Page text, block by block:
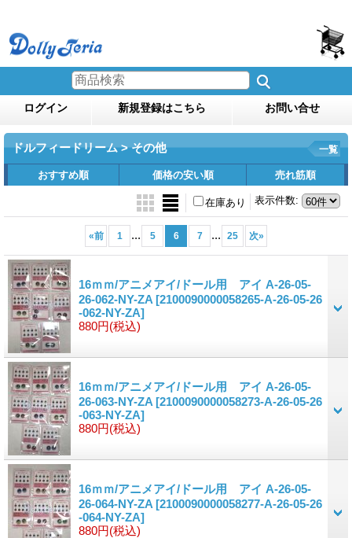
ログイン 新規登録はこちら お問い合せ
ドルフィードリーム > その他 一覧
おすすめ順 価格の安い順 売れ筋順
表示件数:
在庫あり
«前 1 ... 5 6 7 ... 25 次»
16ｍｍ/アニメアイ/ドール用 アイ A-26-05-
26-062-NY-ZA [2100090000058265-A-26-05-26
-062-NY-ZA]
880円(税込)
16ｍｍ/アニメアイ/ドール用 アイ A-26-05-
26-063-NY-ZA [2100090000058273-A-26-05-26
-063-NY-ZA]
880円(税込)
16ｍｍ/アニメアイ/ドール用 アイ A-26-05-
26-064-NY-ZA [2100090000058277-A-26-05-26
-064-NY-ZA]
880円(税込)